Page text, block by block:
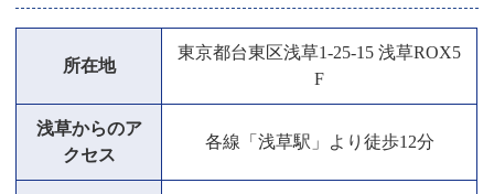
所在地
東京都台東区浅草1-25-15 浅草ROX5
F
浅草からのア
クセス
各線「浅草駅」より徒歩12分